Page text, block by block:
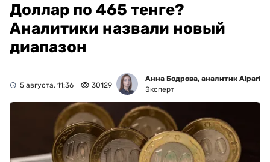
Доллар по 465 тенге?
Аналитики назвали новый
диапазон
5 августа, 11:36 30129
Анна Бодрова, аналитик Alpari
Эксперт